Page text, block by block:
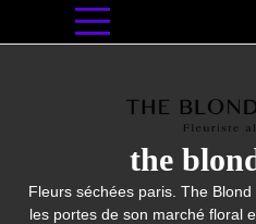
the
Fleurs séchées paris. The
les portes de son marché floral